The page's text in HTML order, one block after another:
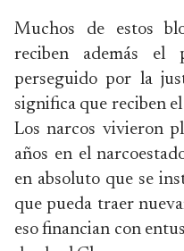
Muchos de estos
reciben además el
perseguido por la
significa que reciben
Los narcos vivieron
años en el
en absoluto que se
que pueda traer
eso financian con